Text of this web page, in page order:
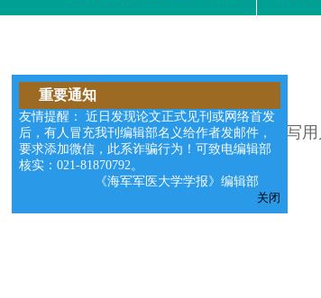
请在右边的输入框中填写用
重要通知
友情提醒： 近日发现论文正式见刊或网络首发
后，有人冒充我刊编辑部名义给作者发邮件，
要求添加微信，此系诈骗行为！可致电编辑部
核实：021-81870792。
《海军军医大学学报》编辑部
关闭